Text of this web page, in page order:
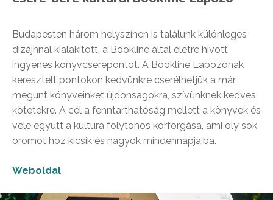
Budapesten három helyszínen is találunk különleges
dizájnnal kialakított, a Bookline által életre hívott
ingyenes könyvcserepontot. A Bookline Lapozónak
keresztelt pontokon kedvünkre cserélhetjük a már
megunt könyveinket újdonságokra, szívünknek kedves
kötetekre. A cél a fenntarthatóság mellett a könyvek és
vele együtt a kultúra folytonos körforgása, ami oly sok
örömöt hoz kicsik és nagyok mindennapjaiba.
Weboldal